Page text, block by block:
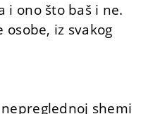
i ono što baš i ne.
osobe, iz svakog
shemi